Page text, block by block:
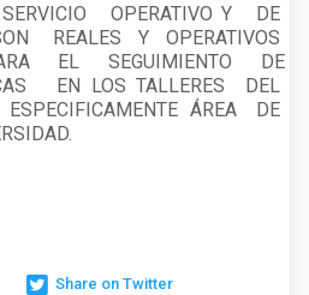
OPERATIVO Y DE
REALES Y OPERATIVOS
EL SEGUIMIENTO DE
EN LOS TALLERES DEL
ESPECIFICAMENTE ÁREA DE
Share on Twitter